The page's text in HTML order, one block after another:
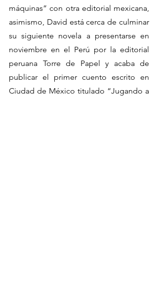
máquinas” con otra editorial mexicana,
asimismo, David está cerca de culminar
su siguiente novela a presentarse en
noviembre en el Perú por la editorial
peruana Torre de Papel y acaba de
publicar el primer cuento escrito en
Ciudad de México titulado “Jugando a